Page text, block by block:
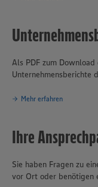
Produktionsbetriebe,
Schäfer’s , die
sowie das
Hamburg. Die EDEKA
in Sachen
Grundprinzipien des
Als PDF zum
Unternehmensberichte
Mehr erfahren
Ihre
Sie haben Fragen zu
vor Ort oder benötigen